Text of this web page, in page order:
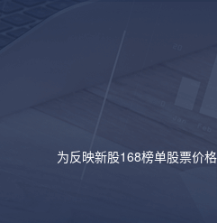
为反映新股168榜单股票价